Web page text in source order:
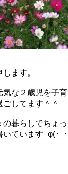
ます。
な２歳児を子
してます＾＾
の暮らしでちょ
ています_φ(･_･